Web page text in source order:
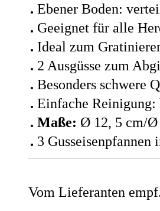
Ebener Boden:
Geeignet für alle
Ideal zum
2 Ausgüsse zum
Besonders schwere
Einfache Reinigung:
Maße: Ø 12, 5 cm/
3
Vom Lieferanten